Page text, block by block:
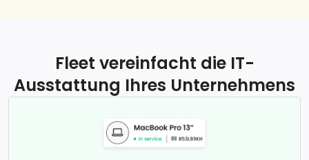
Fleet vereinfacht die IT-
Ausstattung Ihres Unternehmens